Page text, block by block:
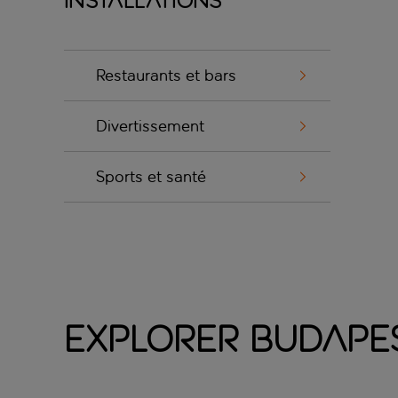
Restaurants et bars
Divertissement
Sports et santé
Explorer